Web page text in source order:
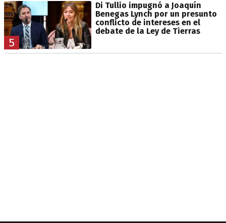
5
Di Tullio impugnó a Joaquín
Benegas Lynch por un presunto
conflicto de intereses en el
debate de la Ley de Tierras